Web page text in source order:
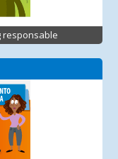
responsable